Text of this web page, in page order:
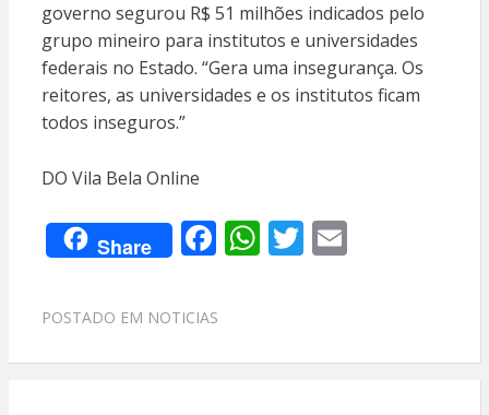
governo segurou R$ 51 milhões indicados pelo
grupo mineiro para institutos e universidades
federais no Estado. “Gera uma insegurança. Os
reitores, as universidades e os institutos ficam
todos inseguros.”
DO Vila Bela Online
Share F
e
o
W
A
T E
POSTADO EM NOTICIAS